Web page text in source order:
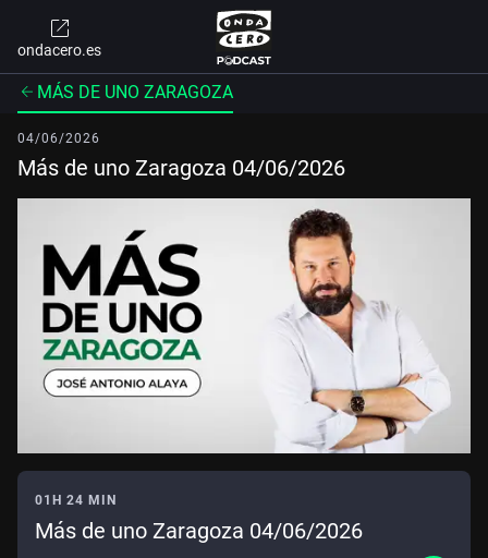
ondacero.es
MÁS DE UNO ZARAGOZA
04/06/2026
Más de uno Zaragoza 04/06/2026
01H 24 MIN
Más de uno Zaragoza 04/06/2026